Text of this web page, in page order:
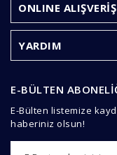
ONLINE ALIŞVERİŞ
YARDIM
E-BÜLTEN
E-Bülten listemize
haberiniz olsun!